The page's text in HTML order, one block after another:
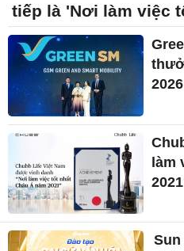
tiếp là 'Nơi làm việc
2026
làm